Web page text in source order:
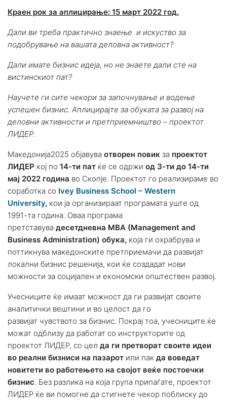
Краен рок за аплицирање: 15 март 2022 год.
Дали ви треба практично знаење и искуство за
подобрување на вашата деловна активност?
Дали имате бизнис идеја, но не знаете дали сте на
вистинскиот пат?
Научете ги сите чекори за започнување и водење
успешен бизнис. Аплицирајте за обуката за развој на
деловни активности и претприемништво – проектот
ЛИДЕР.
Македонија2025 објавува отворен повик за проектот
ЛИДЕР кој по 14-ти пат ќе се одржи од 3-ти до 14-ти
мај 2022 година во Скопје. Проектот го реализираме во
соработка со Ivey Business School – Western
University, кои ја организираат програмата уште од
1991-та година. Оваа програма
претставува десетдневна MBA (Management and
Business Administration) обука, која ги охрабрува и
поттикнува македонските претприемачи да развијат
локални бизнис решенија, кои ќе создадат нови
можности за социјален и економски општествен развој.
Учесниците ќе имаат можност да ги развијат своите
аналитички вештини и во целост да го
развијат чувството за бизнис. Покрај тоа, учесниците ќе
можат одблизу да работат со инструкторите од
проектот ЛИДЕР, со цел да ги претворат своите идеи
во реални бизниси на пазарот или пак да воведат
новитети во работењето на својот веќе постоечки
бизнис. Без разлика на која група припаѓате, проектот
ЛИДЕР ќе ви помогне да стигнете чекор поблиску до